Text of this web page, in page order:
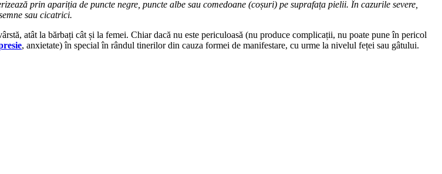
prin apariția de puncte negre, puncte albe sau comedoane (coșuri) pe suprafața pielii. În cazurile severe,
sau cicatrici.
atât la bărbați cât și la femei. Chiar dacă nu este periculoasă (nu produce complicații, nu poate pune în pericol
, anxietate) în special în rândul tinerilor din cauza formei de manifestare, cu urme la nivelul feței sau gâtului.